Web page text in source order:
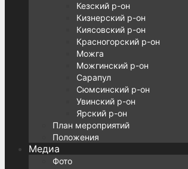
Кезский р-он
Кизнерский р-он
Киясовский р-он
Красногорский р-он
Можга
Можгинский р-он
Сарапул
Сюмсинский р-он
Увинский р-он
Ярский р-он
План мероприятий
Положения
Медиа
Фото